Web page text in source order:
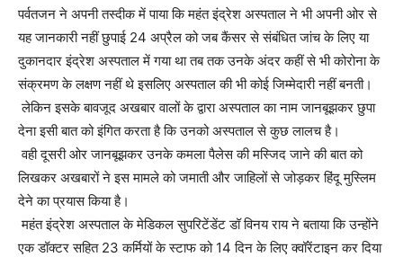
पर्वतजन ने अपनी तस्दीक में पाया कि महंत इंद्रेश अस्पताल ने भी अपनी ओर से
यह जानकारी नहीं छुपाई 24 अप्रैल को जब कैंसर से संबंधित जांच के लिए या
दुकानदार इंद्रेश अस्पताल में गया था तब तक उनके अंदर कहीं से भी कोरोना के
संक्रमण के लक्षण नहीं थे इसलिए अस्पताल की भी कोई जिम्मेदारी नहीं बनती।
लेकिन इसके बावजूद अखबार वालों के द्वारा अस्पताल का नाम जानबूझकर छुपा
देना इसी बात को इंगित करता है कि उनको अस्पताल से कुछ लालच है।
वही दूसरी ओर जानबूझकर उनके कमला पैलेस की मस्जिद जाने की बात को
लिखकर अखबारों ने इस मामले को जमाती और जाहिलों से जोड़कर हिंदू मुस्लिम
देने का प्रयास किया है।
महंत इंद्रेश अस्पताल के मेडिकल सुपरिटेंडेंट डॉ विनय राय ने बताया कि उन्होंने
एक डॉक्टर सहित 23 कर्मियों के स्टाफ को 14 दिन के लिए क्वॉरेंटाइन कर दिया